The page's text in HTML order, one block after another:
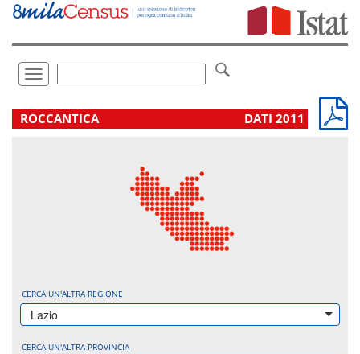
Vai
direttamente
Toggle
navigation
.
ROCCANTICA DATI 2011
CERCA UN'ALTRA REGIONE
Lazio
CERCA UN'ALTRA PROVINCIA